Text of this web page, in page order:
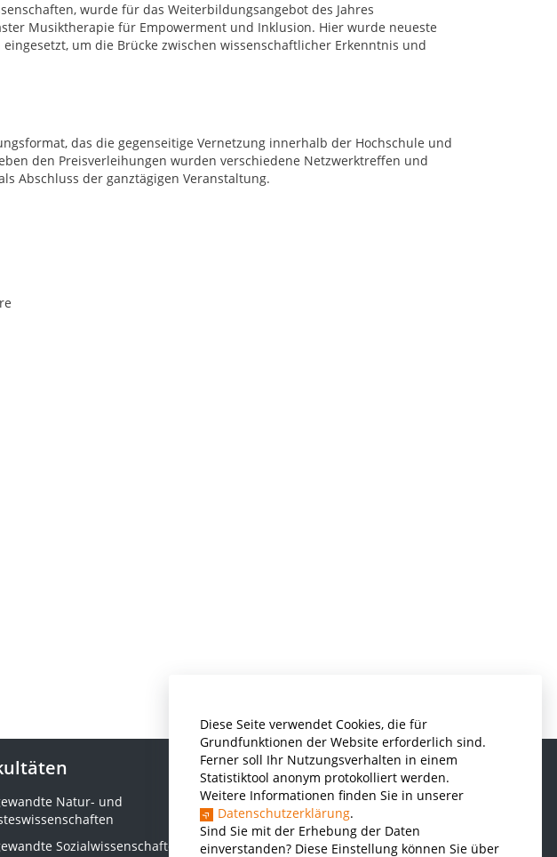
Diese Seite verwendet Cookies, die für
Grundfunktionen der Website erforderlich sind.
Ferner soll Ihr Nutzungsverhalten in einem
Statistiktool anonym protokolliert werden.
Weitere Informationen finden Sie in unserer
Datenschutzerklärung.
Sind Sie mit der Erhebung der Daten
einverstanden? Diese Einstellung können Sie über
wurde für das Weiterbildungsangebot des Jahres
Musiktherapie für Empowerment und Inklusion. Hier wurde neueste
um die Brücke zwischen wissenschaftlicher Erkenntnis und
das die gegenseitige Vernetzung innerhalb der Hochschule und
den Preisverleihungen wurden verschiedene Netzwerktreffen und
Abschluss der ganztägigen Veranstaltung.
Natur- und
Sozialwissenschaften
Informatik und Wirtschaftsinformatik
Kunststofftechnik und Vermessung